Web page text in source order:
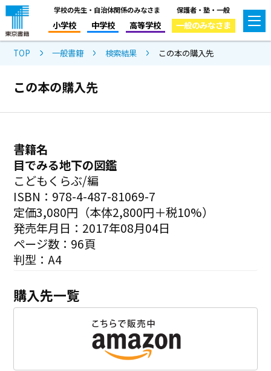
学校の先生・自治体関係のみなさま
小学校 中学校 高等学校
保護者・塾・一般
一般のみなさま
TOP 一般書籍 検索結果 この本の購入先
この本の購入先
書籍名
目でみる地下の図鑑
こどもくらぶ/編
ISBN：978-4-487-81069-7
定価3,080円（本体2,800円＋税10%）
発売年月日：2017年08月04日
ページ数：96頁
判型：A4
購入先一覧